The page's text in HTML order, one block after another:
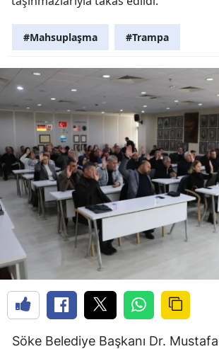
#Mahsuplaşma #Trampa
Söke Belediye Başkanı Dr.